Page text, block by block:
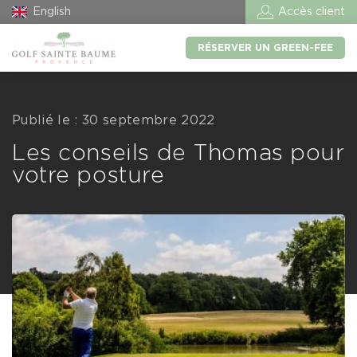
English Accès client
RÉSERVER UN GREEN-FEE
Publié le : 30 septembre 2022
Les conseils de Thomas pour
votre posture